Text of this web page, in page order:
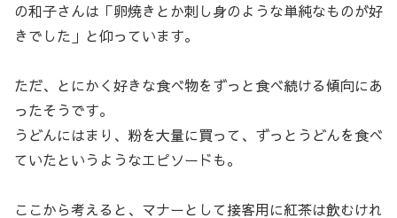
の和子さんは「卵焼きとか刺し身のような単純なものが好
きでした」と仰っています。
ただ、とにかく好きな食べ物をずっと食べ続ける傾向にあ
ったそうです。
うどんにはまり、粉を大量に買って、ずっとうどんを食べ
ていたというようなエピソードも。
ここから考えると、マナーとして接客用に紅茶は飲むけれ